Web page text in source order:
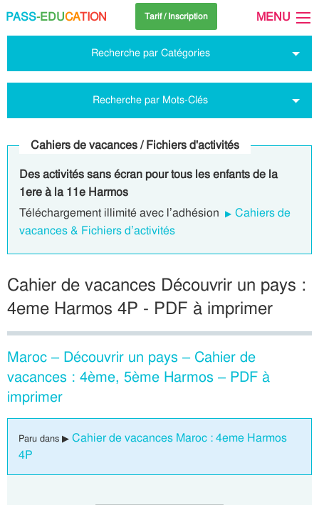
PASS-EDUCATION Tarif / Inscription MENU
Recherche par Catégories
Recherche par Mots-Clés
Cahiers de vacances / Fichiers d'activités
Des activités sans écran pour tous les enfants de la
1ere à la 11e Harmos
Téléchargement illimité avec l’adhésion
Cahiers de
vacances & Fichiers d’activités
Cahier de vacances Découvrir un pays :
4eme Harmos 4P - PDF à imprimer
Maroc – Découvrir un pays – Cahier de
vacances : 4ème, 5ème Harmos – PDF à
imprimer
Paru dans ▶ Cahier de vacances Maroc : 4eme Harmos
4P